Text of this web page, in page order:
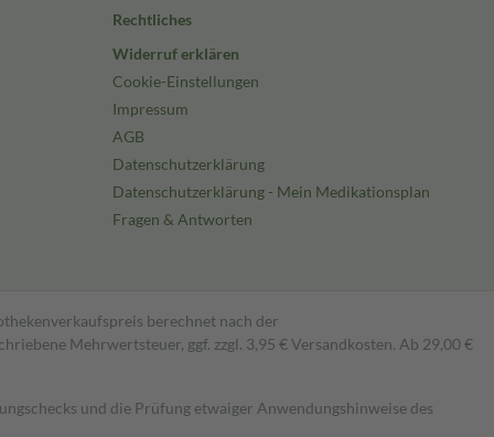
Rechtliches
Widerruf erklären
Cookie-Einstellungen
Impressum
AGB
Datenschutzerklärung
Datenschutzerklärung - Mein Medikationsplan
Fragen & Antworten
berechnet nach der
Mehrwertsteuer, ggf. zzgl. 3,95 € Versandkosten. Ab 29,00 €
und die Prüfung etwaiger Anwendungshinweise des